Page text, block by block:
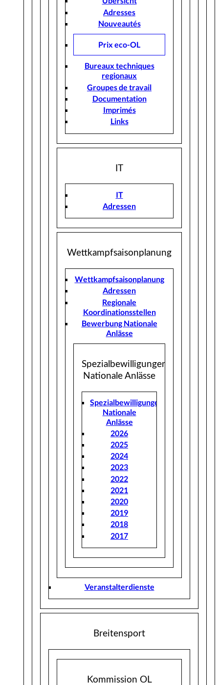
Adresses
Nouveautés
Prix eco-OL
Bureaux techniques
regionaux
Groupes de travail
Documentation
Imprimés
Links
IT
IT
Adressen
Wettkampfsaisonplanung
Wettkampfsaisonplanung
Adressen
Regionale
Koordinationsstellen
Bewerbung Nationale
Anlässe
Spezialbewilligungen
Nationale Anlässe
Spezialbewilligungen
Nationale
Anlässe
2026
2025
2024
2023
2022
2021
2020
2019
2018
2017
Veranstalterdienste
Breitensport
Kommission OL